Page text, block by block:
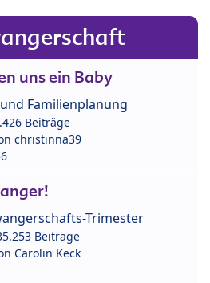
uns ein Baby
Familienplanung
Beiträge
christinna39
Trimester
Beiträge
Carolin Keck